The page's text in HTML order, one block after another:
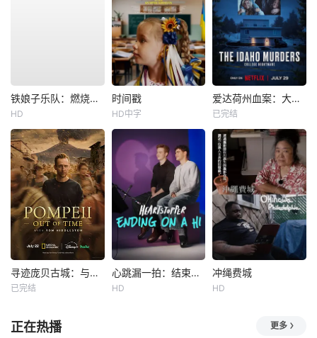
铁娘子乐队：燃烧雄心
HD
时间戳
HD中字
爱达荷州血案：大学梦魇
已完结
寻迹庞贝古城：与汤姆·希德勒斯顿同行
已完结
心跳漏一拍：结束在一声嗨
HD
冲绳费城
HD
正在热播 更多